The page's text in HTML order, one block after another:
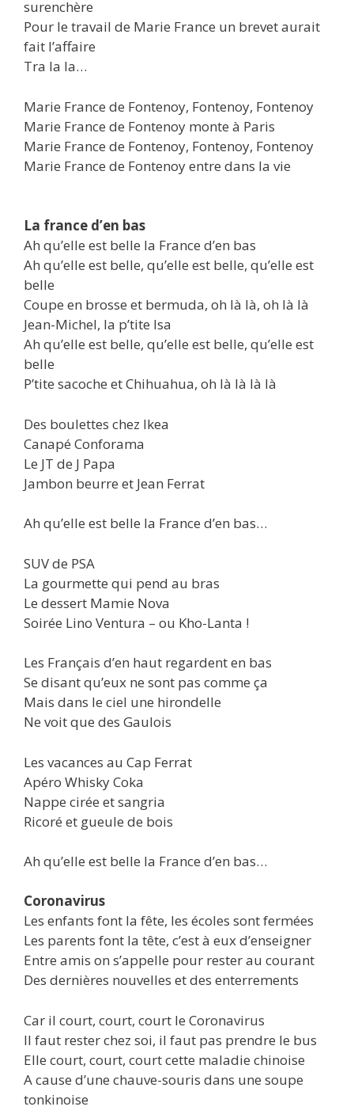
surenchère
Pour le travail de Marie France un brevet aurait
fait l’affaire
Tra la la…
Marie France de Fontenoy, Fontenoy, Fontenoy
Marie France de Fontenoy monte à Paris
Marie France de Fontenoy, Fontenoy, Fontenoy
Marie France de Fontenoy entre dans la vie
La france d’en bas
Ah qu’elle est belle la France d’en bas
Ah qu’elle est belle, qu’elle est belle, qu’elle est
belle
Coupe en brosse et bermuda, oh là là, oh là là
Jean-Michel, la p’tite Isa
Ah qu’elle est belle, qu’elle est belle, qu’elle est
belle
P’tite sacoche et Chihuahua, oh là là là là
Des boulettes chez Ikea
Canapé Conforama
Le JT de J Papa
Jambon beurre et Jean Ferrat
Ah qu’elle est belle la France d’en bas…
SUV de PSA
La gourmette qui pend au bras
Le dessert Mamie Nova
Soirée Lino Ventura – ou Kho-Lanta !
Les Français d’en haut regardent en bas
Se disant qu’eux ne sont pas comme ça
Mais dans le ciel une hirondelle
Ne voit que des Gaulois
Les vacances au Cap Ferrat
Apéro Whisky Coka
Nappe cirée et sangria
Ricoré et gueule de bois
Ah qu’elle est belle la France d’en bas…
Coronavirus
Les enfants font la fête, les écoles sont fermées
Les parents font la tête, c’est à eux d’enseigner
Entre amis on s’appelle pour rester au courant
Des dernières nouvelles et des enterrements
Car il court, court, court le Coronavirus
Il faut rester chez soi, il faut pas prendre le bus
Elle court, court, court cette maladie chinoise
A cause d’une chauve-souris dans une soupe
tonkinoise